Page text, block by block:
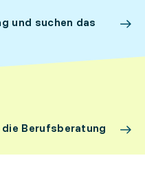
und suchen das
Berufsberatung